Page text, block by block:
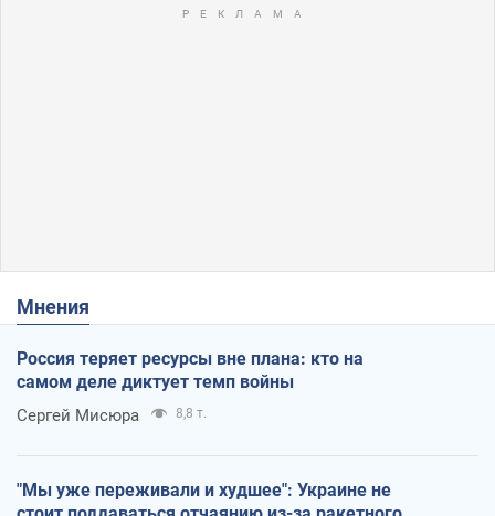
Мнения
Россия теряет ресурсы вне плана: кто на
самом деле диктует темп войны
Сергей Мисюра 8,8 т.
"Мы уже переживали и худшее": Украине не